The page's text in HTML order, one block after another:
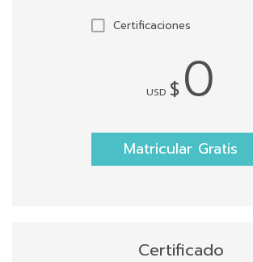
Certificaciones
USD $ 0
Matricular Gratis
Certificado